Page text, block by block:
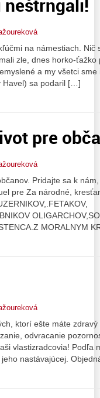
na námestiach. Nič
zle, dnes horko-
a my všetci
Havel) sa podaril […]
pre
Pridajte sa k
pre Za národné,
MORALNYM
ktorí ešte máte zdravý
odvracanie
vlastizradcovia! Podľa
nastávajúcej.